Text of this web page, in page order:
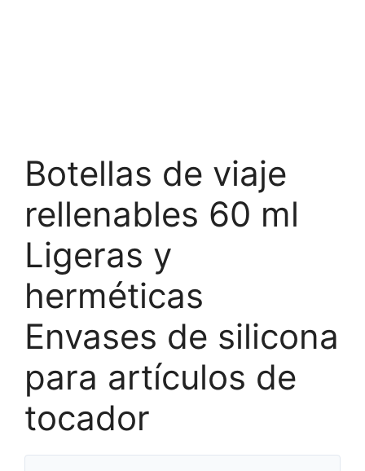
Botellas de viaje
rellenables 60 ml
Ligeras y
herméticas
Envases de silicona
para artículos de
tocador